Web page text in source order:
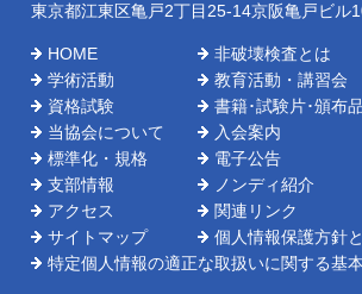
東京都江東区亀戸2丁目25-14京阪亀戸ビル
HOME
非破壊検査とは
学術活動
教育活動・講習会
資格試験
書籍･試験片･頒布品
当協会について
入会案内
標準化・規格
電子公告
支部情報
ノンディ紹介
アクセス
関連リンク
サイトマップ
個人情報保護方針
特定個人情報の適正な取扱いに関する基